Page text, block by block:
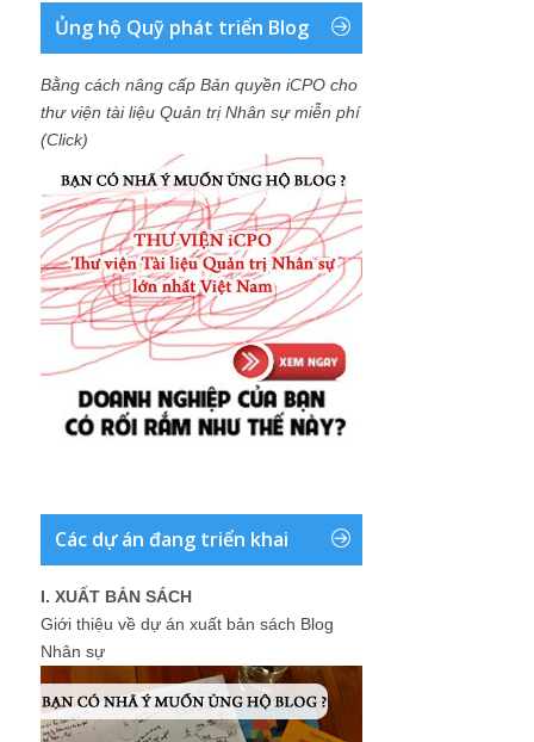
Ủng hộ Quỹ phát triển Blog
Bằng cách nâng cấp Bản quyền iCPO cho
thư viện tài liệu Quản trị Nhân sự miễn phí
(Click)
Các dự án đang triển khai
I. XUẤT BẢN SÁCH
Giới thiệu về dự án xuất bản sách Blog
Nhân sự